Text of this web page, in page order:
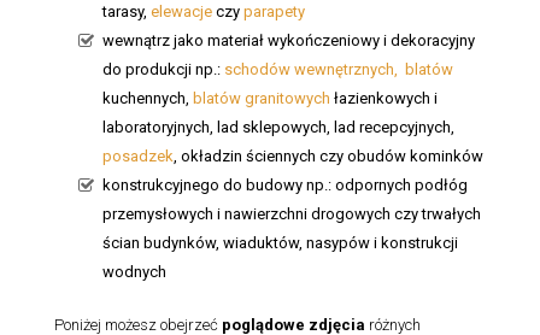
tarasy, elewacje czy parapety
wewnątrz jako materiał wykończeniowy i dekoracyjny
do produkcji np.: schodów wewnętrznych,
blatów
kuchennych, blatów granitowych łazienkowych i
laboratoryjnych, lad sklepowych, lad recepcyjnych,
posadzek , okładzin ściennych czy obudów kominków
konstrukcyjnego do budowy np.: odpornych podłóg
przemysłowych i nawierzchni drogowych czy trwałych
ścian budynków, wiaduktów, nasypów i konstrukcji
wodnych
Poniżej możesz obejrzeć poglądowe zdjęcia różnych